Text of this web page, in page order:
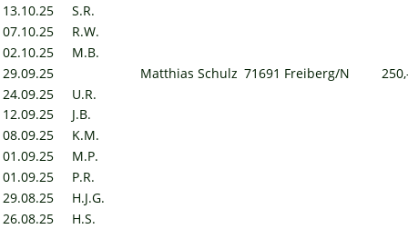
13.10.25
S.R.
07.10.25
R.W.
02.10.25
M.B.
29.09.25
Matthias Schulz 71691 Freiberg/N
24.09.25
U.R.
12.09.25
J.B.
08.09.25
K.M.
01.09.25
M.P.
01.09.25
P.R.
29.08.25
H.J.G.
26.08.25
H.S.